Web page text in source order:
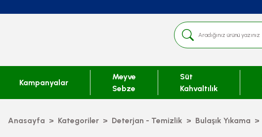
Kampanyalar
Meyve
Sebze
Süt
Kahvaltılık
Anasayfa Kategoriler Deterjan - Temizlik Bulaşık Yıkama